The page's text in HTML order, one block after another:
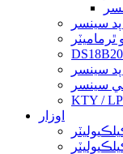
سينسر
سينسر
سينسر
اوزار